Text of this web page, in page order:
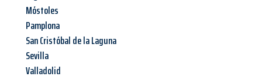
Móstoles
Pamplona
San Cristóbal de la Laguna
Sevilla
Valladolid